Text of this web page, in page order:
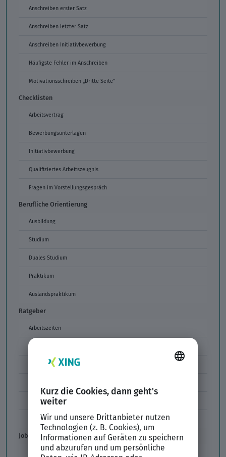
Anschreiben erster Satz
Anschreiben letzter Satz
Anschreiben Initiativbewerbung
Häufigste Fehler im Anschreiben
Motivationsschreiben „Dritte Seite“
Checklisten
Arbeitsvertrag
Bewerbungsunterlagen
Initiativbewerbung
Qualifiziertes Arbeitszeugnis
Fragen im Vorstellungsgespräch
Berufliche Orientierung
Ausbildung
Studium
Duales Studium
Praktikum
Auslandspraktikum
Ratgeber
Arbeitszeiten
Formulierungen im Arbeitszeugnis
Unbefristeter Arbeitsvertrag
Der XING Bewerbungsratgeber
Job & Karriere
Arbeitsvertrag